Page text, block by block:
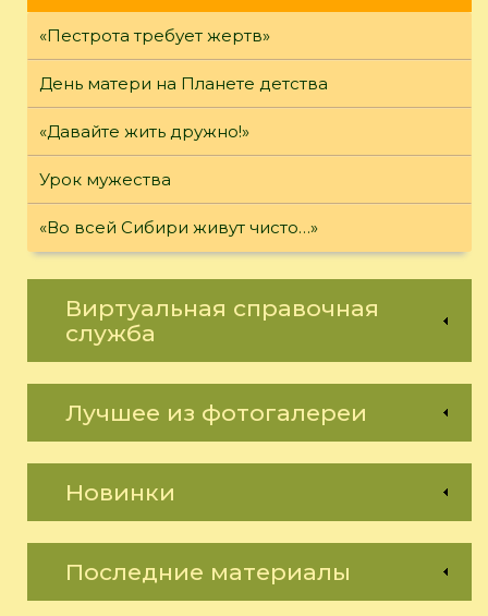
«Пестрота требует жертв»
День матери на Планете детства
«Давайте жить дружно!»
Урок мужества
«Во всей Сибири живут чисто…»
Виртуальная справочная
служба
Лучшее из фотогалереи
Новинки
Последние материалы